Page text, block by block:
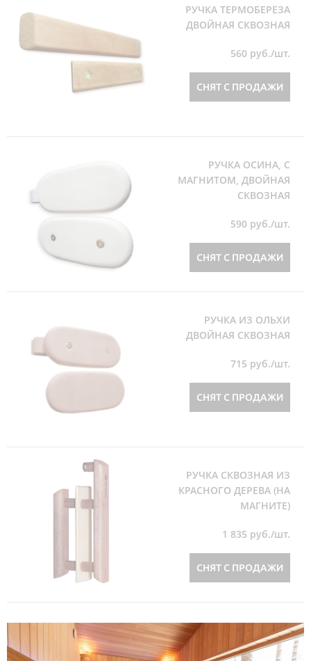
РУЧКА ТЕРМОБЕРЕЗА
ДВОЙНАЯ СКВОЗНАЯ
560 руб./шт.
СНЯТ С ПРОДАЖИ
РУЧКА ОСИНА, С
МАГНИТОМ, ДВОЙНАЯ
СКВОЗНАЯ
590 руб./шт.
СНЯТ С ПРОДАЖИ
РУЧКА ИЗ ОЛЬХИ
ДВОЙНАЯ СКВОЗНАЯ
715 руб./шт.
СНЯТ С ПРОДАЖИ
РУЧКА СКВОЗНАЯ ИЗ
КРАСНОГО ДЕРЕВА (НА
МАГНИТЕ)
1 835 руб./шт.
СНЯТ С ПРОДАЖИ